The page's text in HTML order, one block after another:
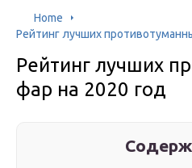
Home
Рейтинг лучших
Рейтинг лучших
фар на 2020 год